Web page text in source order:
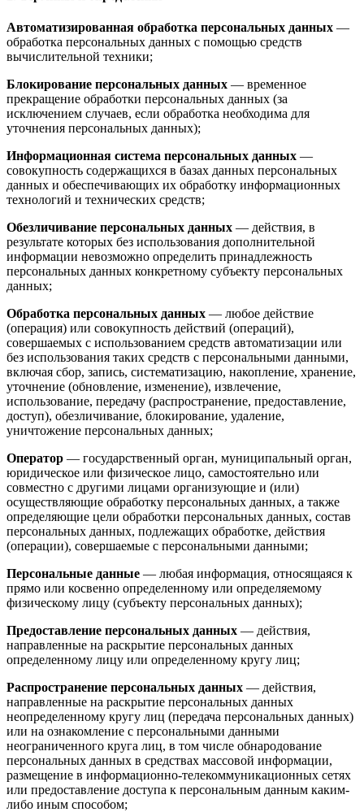
Автоматизированная обработка персональных данных —
обработка персональных данных с помощью средств
вычислительной техники;
Блокирование персональных данных — временное
прекращение обработки персональных данных (за
исключением случаев, если обработка необходима для
уточнения персональных данных);
Информационная система персональных данных —
совокупность содержащихся в базах данных персональных
данных и обеспечивающих их обработку информационных
технологий и технических средств;
Обезличивание персональных данных — действия, в
результате которых без использования дополнительной
информации невозможно определить принадлежность
персональных данных конкретному субъекту персональных
данных;
Обработка персональных данных — любое действие
(операция) или совокупность действий (операций),
совершаемых с использованием средств автоматизации или
без использования таких средств с персональными данными,
включая сбор, запись, систематизацию, накопление, хранение,
уточнение (обновление, изменение), извлечение,
использование, передачу (распространение, предоставление,
доступ), обезличивание, блокирование, удаление,
уничтожение персональных данных;
Оператор — государственный орган, муниципальный орган,
юридическое или физическое лицо, самостоятельно или
совместно с другими лицами организующие и (или)
осуществляющие обработку персональных данных, а также
определяющие цели обработки персональных данных, состав
персональных данных, подлежащих обработке, действия
(операции), совершаемые с персональными данными;
Персональные данные — любая информация, относящаяся к
прямо или косвенно определенному или определяемому
физическому лицу (субъекту персональных данных);
Предоставление персональных данных — действия,
направленные на раскрытие персональных данных
определенному лицу или определенному кругу лиц;
Распространение персональных данных — действия,
направленные на раскрытие персональных данных
неопределенному кругу лиц (передача персональных данных)
или на ознакомление с персональными данными
неограниченного круга лиц, в том числе обнародование
персональных данных в средствах массовой информации,
размещение в информационно-телекоммуникационных сетях
или предоставление доступа к персональным данным каким-
либо иным способом;